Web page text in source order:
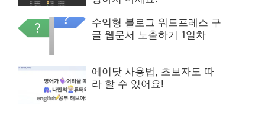
수익형 블로그 워드프레스 구
글 웹문서 노출하기 1일차
에이닷 사용법, 초보자도 따
라 할 수 있어요!